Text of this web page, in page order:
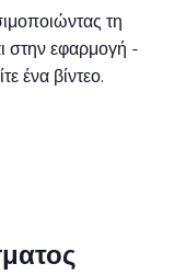
τη
στην εφαρμογή -
ένα βίντεο.